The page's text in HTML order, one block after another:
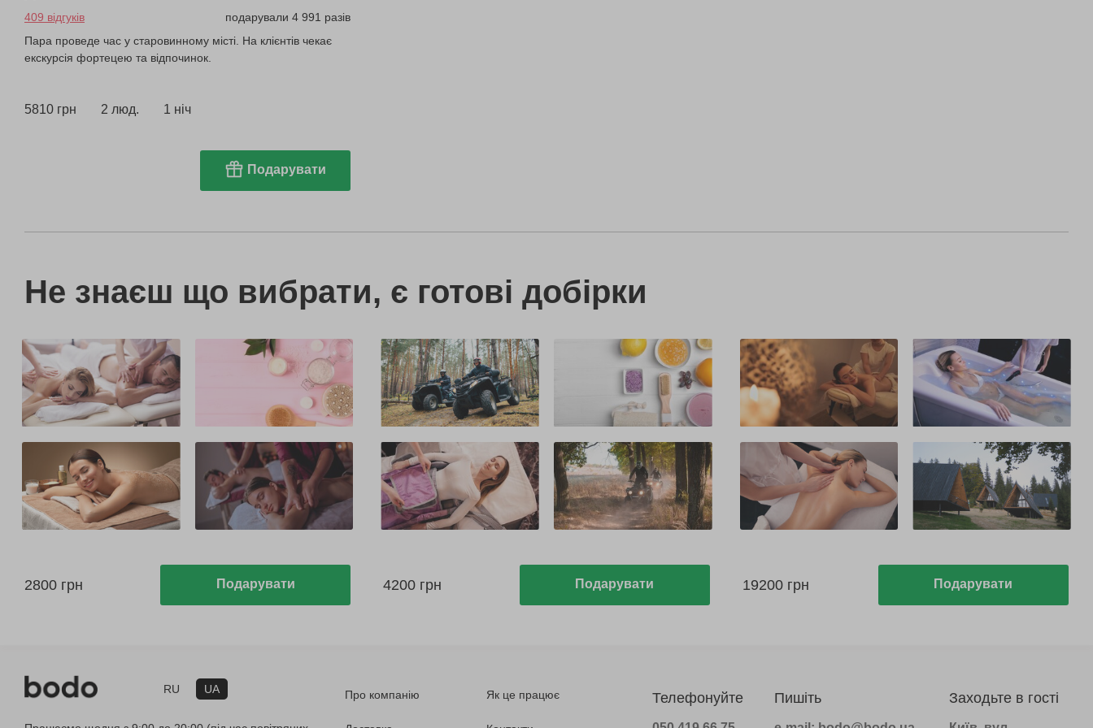
409 відгуків
подарували 4 991 разів
Пара проведе час у старовинному місті. На клієнтів чекає
екскурсія фортецею та відпочинок.
5810 грн 2 люд. 1 ніч
Подарувати
Не знаєш що вибрати, є готові добірки
2800 грн Подарувати 4200 грн Подарувати 19200 грн Подарувати
RU UA Про компанію Як це працює Телефонуйте Пишіть Заходьте в гості